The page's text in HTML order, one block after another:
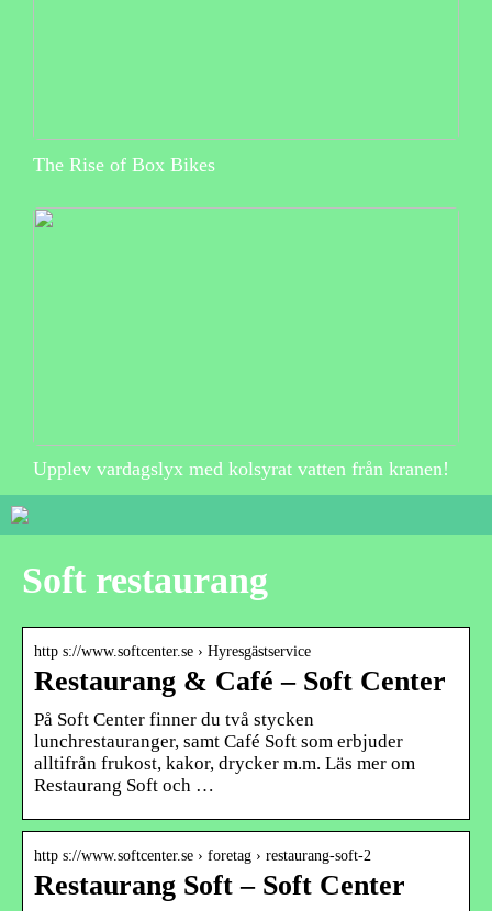
The Rise of Box Bikes
Upplev vardagslyx med kolsyrat vatten från kranen!
Soft restaurang
http s://www.softcenter.se › Hyresgästservice
Restaurang & Café – Soft Center
På Soft Center finner du två stycken
lunchrestauranger, samt Café Soft som erbjuder
alltifrån frukost, kakor, drycker m.m. Läs mer om
Restaurang Soft och …
http s://www.softcenter.se › foretag › restaurang-soft-2
Restaurang Soft – Soft Center